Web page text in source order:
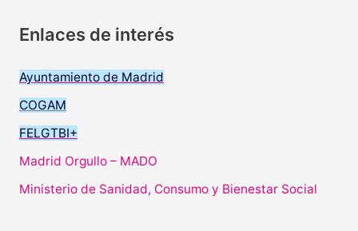
Enlaces de interés
Ayuntamiento de Madrid
COGAM
FELGTBI+
Madrid Orgullo – MADO
Ministerio de Sanidad, Consumo y Bienestar Social